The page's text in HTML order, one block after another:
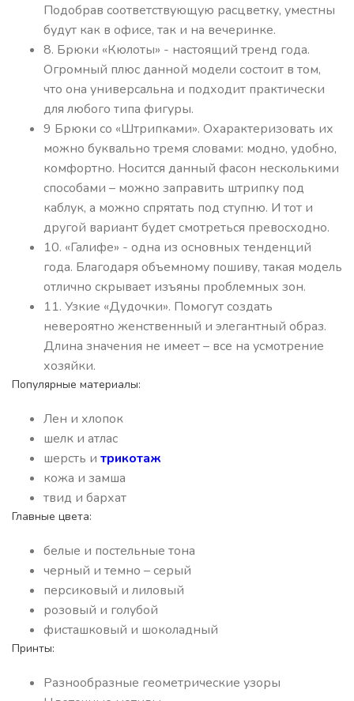
Подобрав соответствующую расцветку, уместны
будут как в офисе, так и на вечеринке.
8. Брюки «Кюлоты» - настоящий тренд года.
Огромный плюс данной модели состоит в том,
что она универсальна и подходит практически
для любого типа фигуры.
9 Брюки со «Штрипками». Охарактеризовать их
можно буквально тремя словами: модно, удобно,
комфортно. Носится данный фасон несколькими
способами – можно заправить штрипку под
каблук, а можно спрятать под ступню. И тот и
другой вариант будет смотреться превосходно.
10. «Галифе» - одна из основных тенденций
года. Благодаря объемному пошиву, такая модель
отлично скрывает изъяны проблемных зон.
11. Узкие «Дудочки». Помогут создать
невероятно женственный и элегантный образ.
Длина значения не имеет – все на усмотрение
хозяйки.
Популярные материалы:
Лен и хлопок
шелк и атлас
шерсть и трикотаж
кожа и замша
твид и бархат
Главные цвета:
белые и постельные тона
черный и темно – серый
персиковый и лиловый
розовый и голубой
фисташковый и шоколадный
Принты:
Разнообразные геометрические узоры